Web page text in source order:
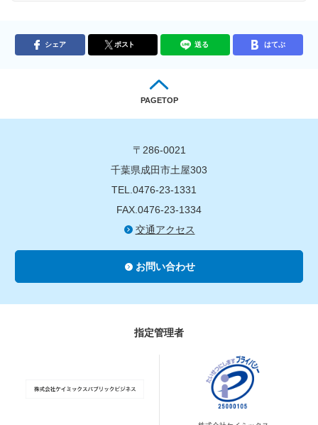
シェア ポスト 送る はてぶ
PAGETOP
〒286-0021
千葉県成田市土屋303
TEL.0476-23-1331
FAX.0476-23-1334
交通アクセス
お問い合わせ
指定管理者